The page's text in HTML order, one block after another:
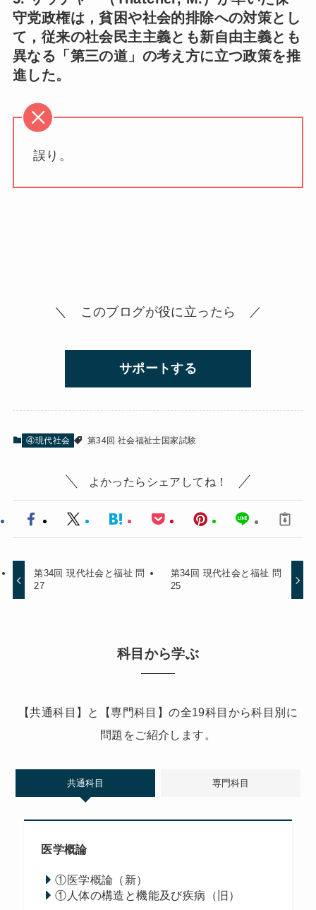
守党政権は，貧困や社会的排除への対策とし
て，従来の社会民主主義とも新自由主義とも
異なる「第三の道」の考え方に立つ政策を推
進した。
誤り。
＼ このブログが役に立ったら ／
サポートする
④現代社会 第34回 社会福祉士国家試験
よかったらシェアしてね！
第34回 現代社会と福祉 問
27
第34回 現代社会と福祉 問
25
科目から学ぶ
【共通科目】と【専門科目】の全19科目から科目別に
問題をご紹介します。
共通科目 専門科目
医学概論
①医学概論（新）
①人体の構造と機能及び疾病（旧）